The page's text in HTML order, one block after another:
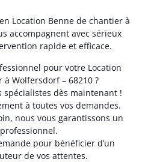
Location Benne de chantier à
accompagnent avec sérieux
rapide et efficace.
pour votre Location
Wolfersdorf – 68210 ?
spécialistes dès maintenant !
à toutes vos demandes.
nous vous garantissons un
pour bénéficier d’un
de vos attentes.